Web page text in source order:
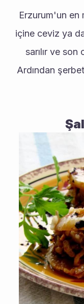
Erzurum'un en
içine ceviz ya
sarılır ve son
Ardından